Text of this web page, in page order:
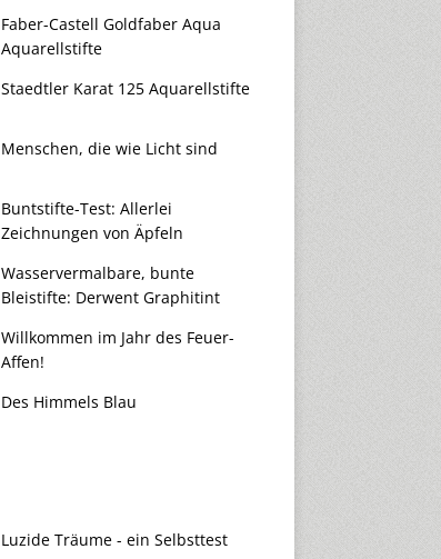
Faber-Castell Goldfaber Aqua
Aquarellstifte
Staedtler Karat 125 Aquarellstifte
Menschen, die wie Licht sind
Buntstifte-Test: Allerlei
Zeichnungen von Äpfeln
Wasservermalbare, bunte
Bleistifte: Derwent Graphitint
Willkommen im Jahr des Feuer-
Affen!
Des Himmels Blau
Luzide Träume - ein Selbsttest